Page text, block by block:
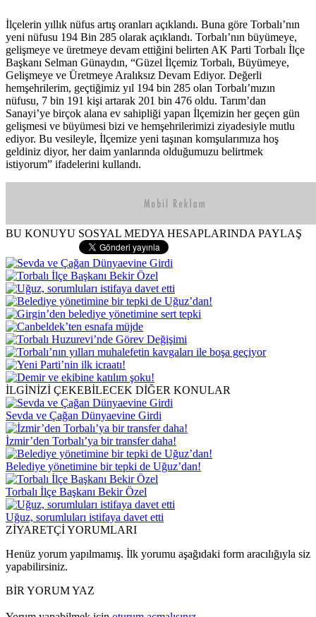
İlçelerin yıllık nüfus artış oranları açıklandı. Buna göre Torbalı’nın
yeni nüfusu 194 Bin 285 olarak açıklandı. Torbalı’nın büyümeye,
gelişmeye ve üretmeye devam ettiğini belirten AK Parti Torbalı İlçe
Başkanı Selman Günaydın, “Güzel İlçemiz Torbalı, Büyümeye,
Gelişmeye ve Üretmeye Aralıksız Devam Ediyor. Değerli
hemşehrilerim, geçtiğimiz yıl 194 bin 285 olan Torbalı’mızın
nüfusu, 7 bin 191 kişi artarak 201 bin 476 oldu. Tarım’dan
Sanayi’ye birçok alana ev sahipliği yapan İlçemizin her geçen gün
gelişmesi ve büyümesi bizi ve hemşehrilerimizi ziyadesiyle mutlu
ediyor. Bu vesileyle, İlçemize yeni taşınan komşularımıza hoş
geldiniz diyor, her daim yanlarında olduğumuzu belirtmek
istiyorum” ifadelerini kullandı.
BU KONUYU SOSYAL MEDYA HESAPLARINDA PAYLAŞ
İLGİNİZİ ÇEKEBİLECEK DİĞER KONULAR
Sevda ve Çağan Dünyaevine Girdi
İzmir’den Torbalı’ya bir transfer daha!
Belediye yönetimine bir tepki de Uğuz’dan!
Torbalı İlçe Başkanı Bekir Özel
Uğuz, sorumluları istifaya davet etti
ZİYARETÇİ YORUMLARI
Henüz yorum yapılmamış. İlk yorumu aşağıdaki form aracılığıyla siz
yapabilirsiniz.
BİR YORUM YAZ